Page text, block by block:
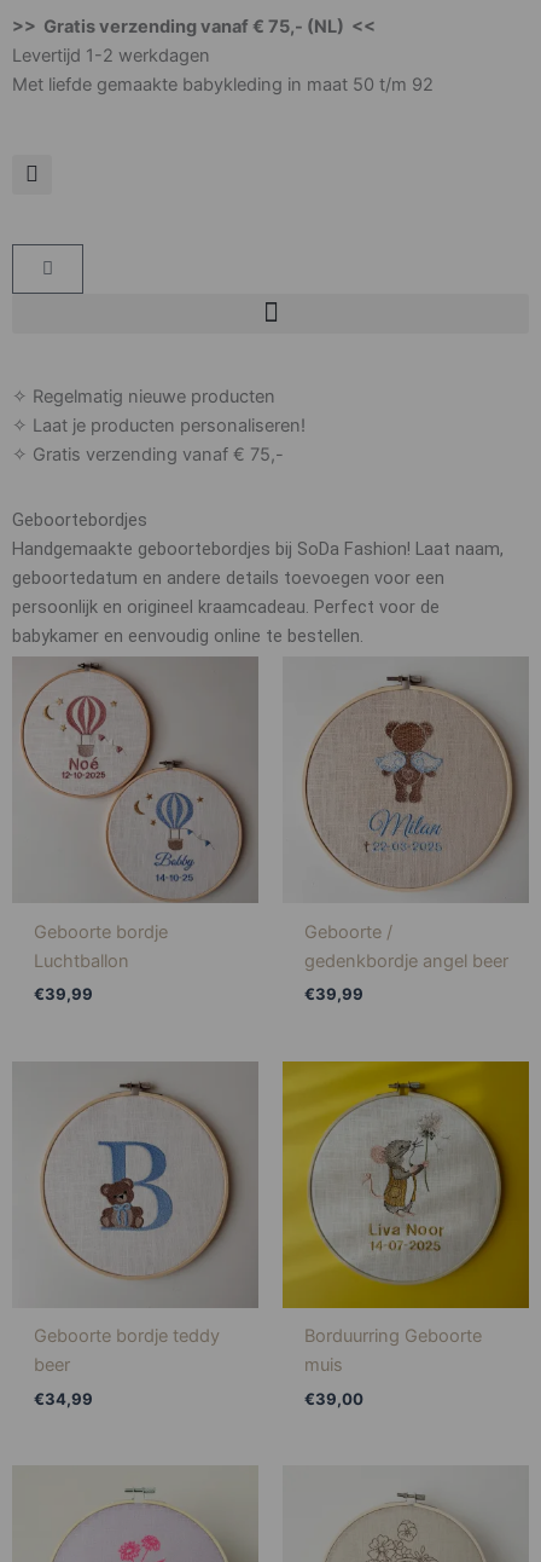
>> Gratis verzending vanaf € 75,- (NL) <<
Levertijd 1-2 werkdagen
Met liefde gemaakte babykleding in maat 50 t/m 92
Winkelwagen
✧ Regelmatig nieuwe producten
✧ Laat je producten personaliseren!
✧ Gratis verzending vanaf € 75,-
Geboortebordjes
Handgemaakte geboortebordjes bij SoDa Fashion! Laat naam,
geboortedatum en andere details toevoegen voor een
persoonlijk en origineel kraamcadeau. Perfect voor de
babykamer en eenvoudig online te bestellen.
Geboorte bordje
Luchtballon
€39,99
Geboorte /
gedenkbordje angel beer
€39,99
Geboorte bordje teddy
beer
€34,99
Borduurring Geboorte
muis
€39,00